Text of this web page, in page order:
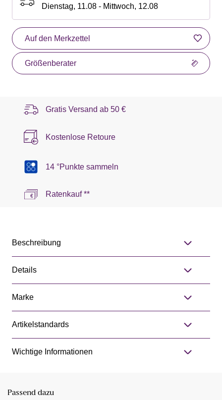
Dienstag, 11.08 - Mittwoch, 12.08
Auf den Merkzettel
Größenberater
Gratis Versand ab 50 €
Kostenlose Retoure
14 °Punkte sammeln
Ratenkauf **
Beschreibung
Details
Marke
Artikelstandards
Wichtige Informationen
Passend dazu